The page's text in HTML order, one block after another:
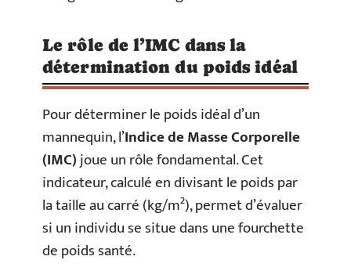
Le rôle de l’IMC dans la
détermination du poids idéal
Pour déterminer le poids idéal d’un
mannequin, l’Indice de Masse Corporelle
(IMC)joue un rôle fondamental. Cet
indicateur, calculé en divisant le poids par
la taille au carré (kg/m²), permet d’évaluer
si un individu se situe dans une fourchette
de poids santé.